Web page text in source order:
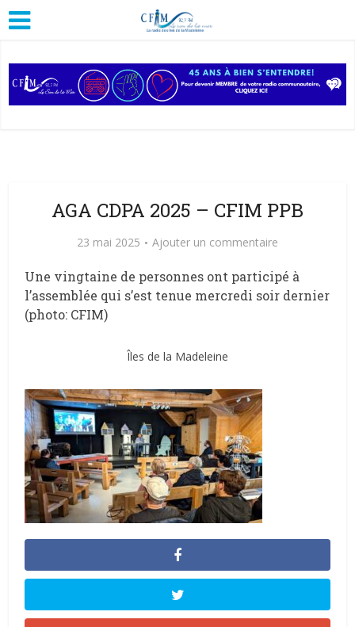
AGA CDPA 2025 – CFIM PPB
23 mai 2025 Ajouter un commentaire
Une vingtaine de personnes ont participé à
l’assemblée qui s’est tenue mercredi soir dernier
(photo: CFIM)
Îles de la Madeleine